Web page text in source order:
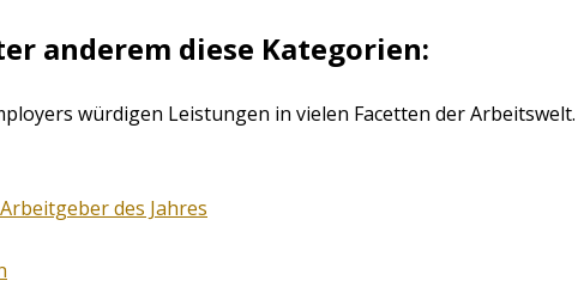
anderem diese Kategorien:
würdigen Leistungen in vielen Facetten der Arbeitswelt.
des Jahres